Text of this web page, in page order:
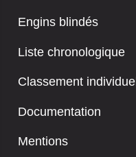
Engins blindés
Liste chronologique
Classement individuel
Documentation
Mentions